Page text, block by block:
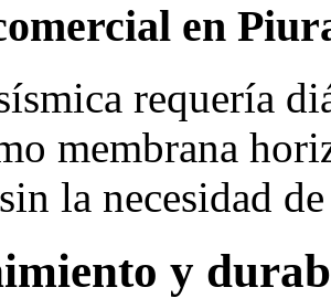
en
requería
membrana
la necesidad
y